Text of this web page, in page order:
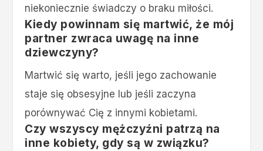
niekoniecznie świadczy o braku miłości.
Kiedy powinnam się martwić, że mój
partner zwraca uwagę na inne
dziewczyny?
Martwić się warto, jeśli jego zachowanie
staje się obsesyjne lub jeśli zaczyna
porównywać Cię z innymi kobietami.
Czy wszyscy mężczyźni patrzą na
inne kobiety, gdy są w związku?